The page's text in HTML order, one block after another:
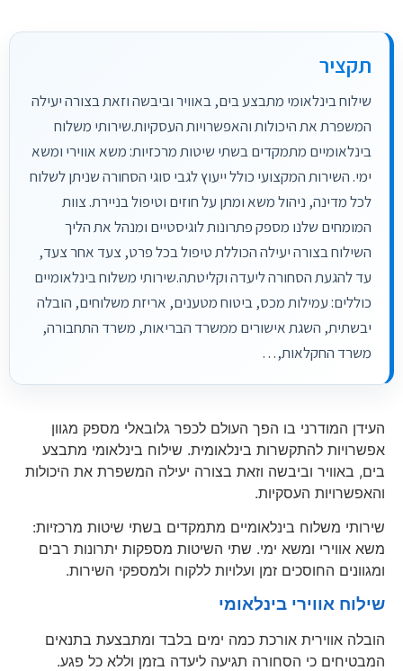
תקציר
שילוח בינלאומי מתבצע בים, באוויר וביבשה וזאת בצורה יעילה
המשפרת את היכולות והאפשרויות העסקיות.שירותי משלוח
בינלאומיים מתמקדים בשתי שיטות מרכזיות: משא אווירי ומשא
ימי. השירות המקצועי כולל ייעוץ לגבי סוגי הסחורה שניתן לשלוח
לכל מדינה, ניהול משא ומתן על חוזים וטיפול בניירת. צוות
המומחים שלנו מספק פתרונות לוגיסטיים ומנהל את הליך
השילוח בצורה יעילה הכוללת טיפול בכל פרט, צעד אחר צעד,
עד להגעת הסחורה ליעדה וקליטתה.שירותי משלוח בינלאומיים
כוללים: עמילות מכס, ביטוח מטענים, אריזת משלוחים, הובלה
יבשתית, השגת אישורים ממשרד הבריאות, משרד התחבורה,
משרד החקלאות,…
העידן המודרני בו הפך העולם לכפר גלובאלי מספק מגוון
אפשרויות להתקשרות בינלאומית. שילוח בינלאומי מתבצע
בים, באוויר וביבשה וזאת בצורה יעילה המשפרת את היכולות
והאפשרויות העסקיות.
שירותי משלוח בינלאומיים מתמקדים בשתי שיטות מרכזיות:
משא אווירי ומשא ימי. שתי השיטות מספקות יתרונות רבים
ומגוונים החוסכים זמן ועלויות ללקוח ולמספקי השירות.
שילוח אווירי בינלאומי
הובלה אווירית אורכת כמה ימים בלבד ומתבצעת בתנאים
המבטיחים כי הסחורה תגיעה ליעדה בזמן וללא כל פגע.